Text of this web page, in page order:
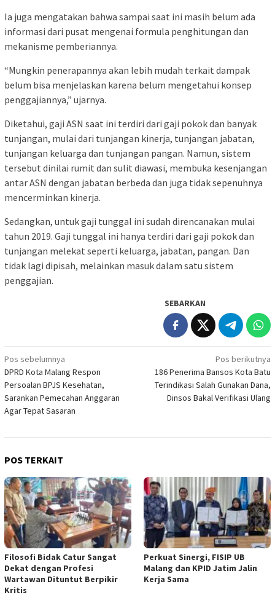
Ia juga mengatakan bahwa sampai saat ini masih belum ada
informasi dari pusat mengenai formula penghitungan dan
mekanisme pemberiannya.
“Mungkin penerapannya akan lebih mudah terkait dampak
belum bisa menjelaskan karena belum mengetahui konsep
penggajiannya,” ujarnya.
Diketahui, gaji ASN saat ini terdiri dari gaji pokok dan banyak
tunjangan, mulai dari tunjangan kinerja, tunjangan jabatan,
tunjangan keluarga dan tunjangan pangan. Namun, sistem
tersebut dinilai rumit dan sulit diawasi, membuka kesenjangan
antar ASN dengan jabatan berbeda dan juga tidak sepenuhnya
mencerminkan kinerja.
Sedangkan, untuk gaji tunggal ini sudah direncanakan mulai
tahun 2019. Gaji tunggal ini hanya terdiri dari gaji pokok dan
tunjangan melekat seperti keluarga, jabatan, pangan. Dan
tidak lagi dipisah, melainkan masuk dalam satu sistem
penggajian.
SEBARKAN
Navigasi
pos
Pos sebelumnya
DPRD Kota Malang Respon
Persoalan BPJS Kesehatan,
Sarankan Pemecahan Anggaran
Agar Tepat Sasaran
Pos berikutnya
186 Penerima Bansos Kota Batu
Terindikasi Salah Gunakan Dana,
Dinsos Bakal Verifikasi Ulang
POS TERKAIT
Filosofi Bidak Catur Sangat
Dekat dengan Profesi
Wartawan Dituntut Berpikir
Kritis
Perkuat Sinergi, FISIP UB
Malang dan KPID Jatim Jalin
Kerja Sama